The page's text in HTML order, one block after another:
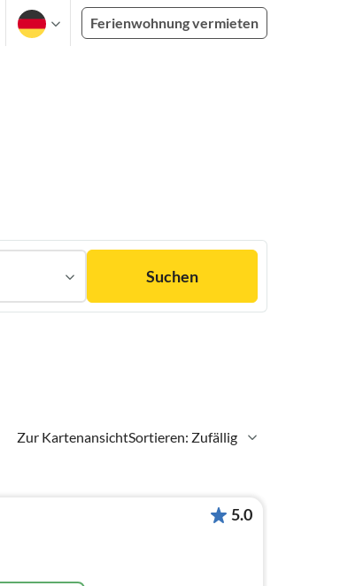
Ferienwohnung vermieten
Suchen
Zur KartenansichtSortieren: Zufällig
5.0